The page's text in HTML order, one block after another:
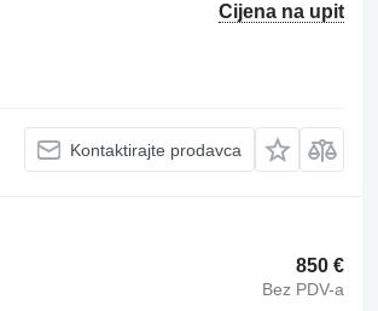
Cijena na upit
Kontaktirajte prodavca
850 €
Bez PDV-a